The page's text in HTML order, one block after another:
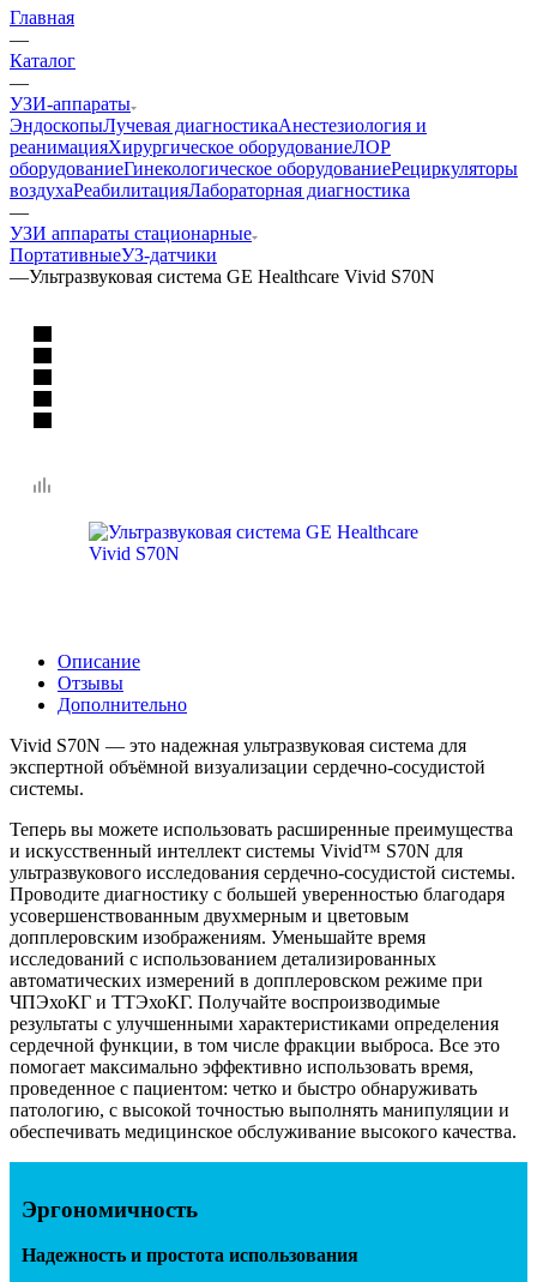
Главная
—
Каталог
—
УЗИ-аппараты
ЭндоскопыЛучевая диагностикаАнестезиология и
реанимацияХирургическое оборудованиеЛОР
оборудованиеГинекологическое оборудованиеРециркуляторы
воздухаРеабилитацияЛабораторная диагностика
—
УЗИ аппараты стационарные
ПортативныеУЗ-датчики
—Ультразвуковая система GE Healthcare Vivid S70N
Описание
Отзывы
Дополнительно
Vivid S70N — это надежная ультразвуковая система для
экспертной объёмной визуализации сердечно-сосудистой
системы.
Теперь вы можете использовать расширенные преимущества
и искусственный интеллект системы Vivid™ S70N для
ультразвукового исследования сердечно-сосудистой системы.
Проводите диагностику с большей уверенностью благодаря
усовершенствованным двухмерным и цветовым
допплеровским изображениям. Уменьшайте время
исследований с использованием детализированных
автоматических измерений в допплеровском режиме при
ЧПЭхоКГ и ТТЭхоКГ. Получайте воспроизводимые
результаты с улучшенными характеристиками определения
сердечной функции, в том числе фракции выброса. Все это
помогает максимально эффективно использовать время,
проведенное с пациентом: четко и быстро обнаруживать
патологию, с высокой точностью выполнять манипуляции и
обеспечивать медицинское обслуживание высокого качества.
Эргономичность
Надежность и простота использования